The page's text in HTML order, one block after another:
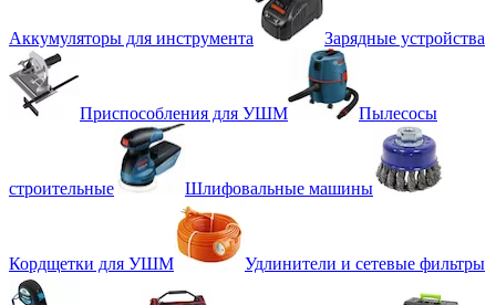
Аккумуляторы для инструмента Зарядные устройства
Приспособления для УШМ Пылесосы
строительные Шлифовальные машины
Кордщетки для УШМ Удлинители и сетевые фильтры